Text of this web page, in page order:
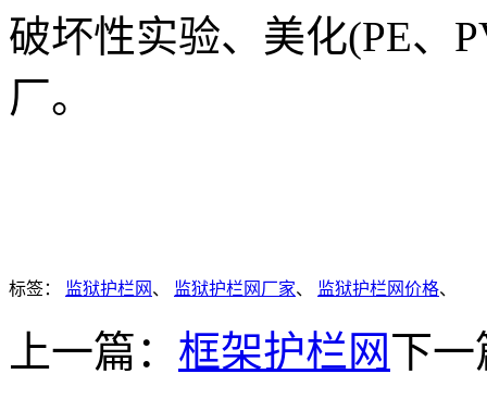
破坏性实验、美化(PE、
厂。
标签： 监狱护栏网 、 监狱护栏网厂家、 监狱护栏网价格、
上一篇： 框架护栏网下一